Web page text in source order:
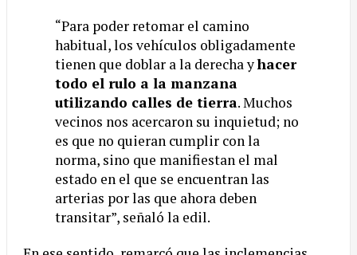
“Para poder retomar el camino
habitual, los vehículos obligadamente
tienen que doblar a la derecha yhacer
todo el rulo a la manzana
utilizando calles de tierra. Muchos
vecinos nos acercaron su inquietud; no
es que no quieran cumplir con la
norma, sino que manifiestan el mal
estado en el que se encuentran las
arterias por las que ahora deben
transitar”, señaló la edil.